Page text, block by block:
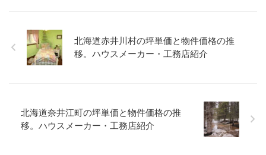
北海道赤井川村の坪単価と物件価格の推
移。ハウスメーカー・工務店紹介
北海道奈井江町の坪単価と物件価格の推
移。ハウスメーカー・工務店紹介